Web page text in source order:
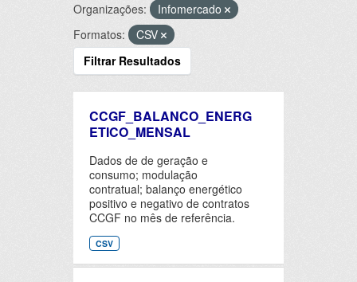
Organizações:
Infomercado
Formatos:
CSV
Filtrar Resultados
CCGF_BALANCO_ENERG
ETICO_MENSAL
Dados de de geração e
consumo; modulação
contratual; balanço energético
positivo e negativo de contratos
CCGF no mês de referência.
CSV